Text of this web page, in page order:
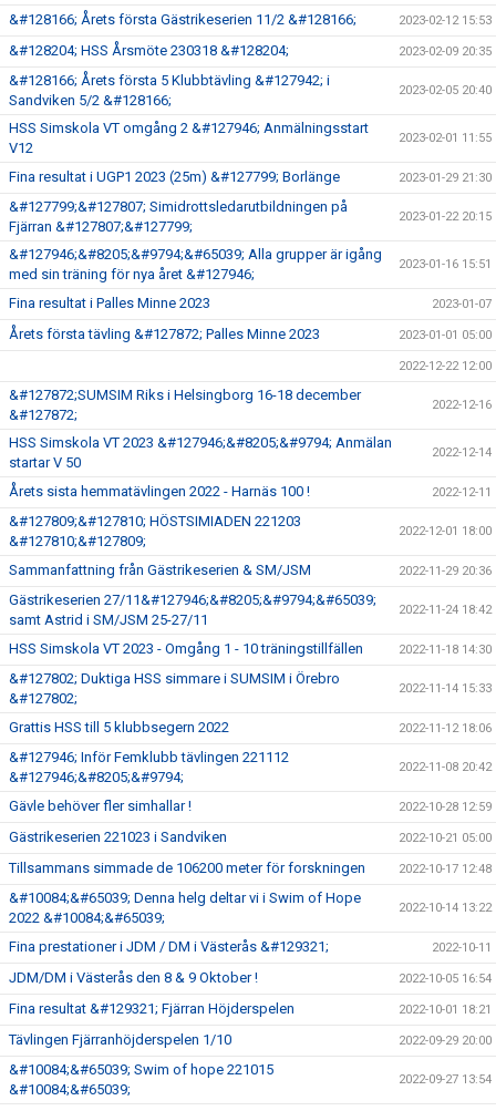
&#128166; Årets första Gästrikeserien 11/2 &#128166; 2023-02-12 15:53
&#128204; HSS Årsmöte 230318 &#128204; 2023-02-09 20:35
&#128166; Årets första 5 Klubbtävling &#127942; i
Sandviken 5/2 &#128166;
2023-02-05 20:40
HSS Simskola VT omgång 2 &#127946; Anmälningsstart
V12
2023-02-01 11:55
Fina resultat i UGP1 2023 (25m) &#127799; Borlänge 2023-01-29 21:30
&#127799;&#127807; Simidrottsledarutbildningen på
Fjärran &#127807;&#127799;
2023-01-22 20:15
&#127946;&#8205;&#9794;&#65039; Alla grupper är igång
med sin träning för nya året &#127946;
2023-01-16 15:51
Fina resultat i Palles Minne 2023 2023-01-07
Årets första tävling &#127872; Palles Minne 2023 2023-01-01 05:00
2022-12-22 12:00
&#127872;SUMSIM Riks i Helsingborg 16-18 december
&#127872;
2022-12-16
HSS Simskola VT 2023 &#127946;&#8205;&#9794; Anmälan
startar V 50
2022-12-14
Årets sista hemmatävlingen 2022 - Harnäs 100 ! 2022-12-11
&#127809;&#127810; HÖSTSIMIADEN 221203
&#127810;&#127809;
2022-12-01 18:00
Sammanfattning från Gästrikeserien & SM/JSM 2022-11-29 20:36
Gästrikeserien 27/11&#127946;&#8205;&#9794;&#65039;
samt Astrid i SM/JSM 25-27/11
2022-11-24 18:42
HSS Simskola VT 2023 - Omgång 1 - 10 träningstillfällen 2022-11-18 14:30
&#127802; Duktiga HSS simmare i SUMSIM i Örebro
&#127802;
2022-11-14 15:33
Grattis HSS till 5 klubbsegern 2022 2022-11-12 18:06
&#127946; Inför Femklubb tävlingen 221112
&#127946;&#8205;&#9794;
2022-11-08 20:42
Gävle behöver fler simhallar ! 2022-10-28 12:59
Gästrikeserien 221023 i Sandviken 2022-10-21 05:00
Tillsammans simmade de 106200 meter för forskningen 2022-10-17 12:48
&#10084;&#65039; Denna helg deltar vi i Swim of Hope
2022 &#10084;&#65039;
2022-10-14 13:22
Fina prestationer i JDM / DM i Västerås &#129321; 2022-10-11
JDM/DM i Västerås den 8 & 9 Oktober ! 2022-10-05 16:54
Fina resultat &#129321; Fjärran Höjderspelen 2022-10-01 18:21
Tävlingen Fjärranhöjderspelen 1/10 2022-09-29 20:00
&#10084;&#65039; Swim of hope 221015
&#10084;&#65039;
2022-09-27 13:54